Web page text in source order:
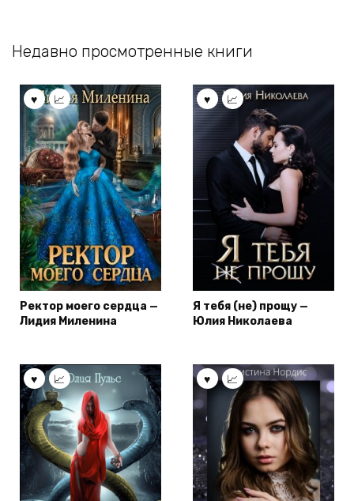
Недавно просмотренные книги
Ректор моего сердца —
Лидия Миленина
Я тебя (не) прощу —
Юлия Николаева